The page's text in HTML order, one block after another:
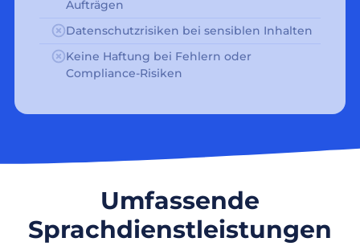
Aufträgen
Datenschutzrisiken bei sensiblen Inhalten
Keine Haftung bei Fehlern oder
Compliance-Risiken
Umfassende
Sprachdienstleistungen